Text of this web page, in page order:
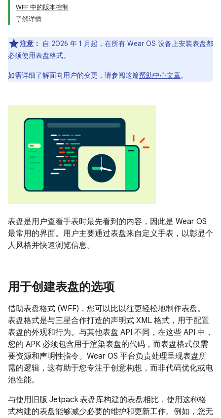
WFF 中的版本控制
了解详情
注意：
自 2026 年 1 月起，在所有 Wear OS 设备上安装表盘都
必须使用表盘格式。
如需详细了解面向用户的变更，请参阅这篇帮助中心文章。
表盘是用户查看手表时最先看到的内容，因此是 Wear OS
最常用的界面。用户主要通过表盘来自定义手表，以彰显个
人风格并快速浏览信息。
用于创建表盘的选项
借助表盘格式 (WFF)，您可以比以往更轻松地制作表盘。
表盘格式是与三星合作打造的声明式 XML 格式，用于配置
表盘的外观和行为。与其他表盘 API 不同，在这些 API 中，
您的 APK 必须包含用于渲染表盘的代码，而表盘格式仅需
要资源和声明性指令。Wear OS 平台负责处理呈现表盘所
需的逻辑，这有助于您专注于创意构想，而非代码优化或电
池性能。
与使用旧版 Jetpack 表盘库构建的表盘相比，使用这种格
式构建的表盘能够减少必要的维护和更新工作。例如，您无